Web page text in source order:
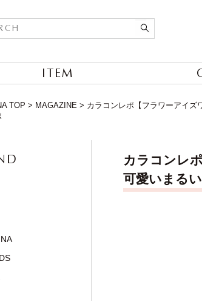
ITEM
TOP > MAGAZINE > カラコンレポ【フラワーアイズ
カラコンレ
可愛いまる